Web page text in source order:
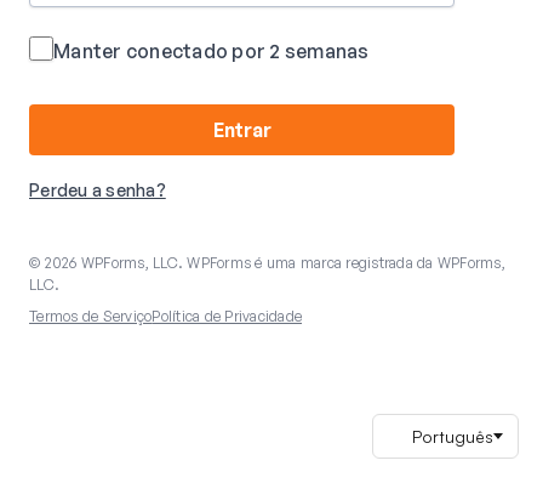
Manter conectado por 2 semanas
Entrar
Perdeu a senha?
© 2026 WPForms, LLC. WPForms é uma marca registrada da WPForms,
LLC.
Termos de ServiçoPolítica de Privacidade